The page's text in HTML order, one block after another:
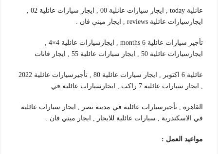
عائلية today , ايجار سيارات عائلية 00 , ايجار سيارات عائلية 02 ,
ايجارسيارات عائلية reviews , ايجار ميني فان .
تأجير سيارات عائلية 6 months , ايجارسيارات عائلية 4×4 ,
ايجارسيارات عائلية 50 , ايجار سيارات عائلية 55 , ايجار فانات
, ايجار سيارات عائلية 7 راكب , ايجارسيارات عائلية في
القاهرة , تأجيرسيارات عائلية في مدينة نصر , ايجار سيارات عائلية
في الاسكندرية , سيارات عائلية للايجار , ايجار ميني فان .
مواعيد العمل :